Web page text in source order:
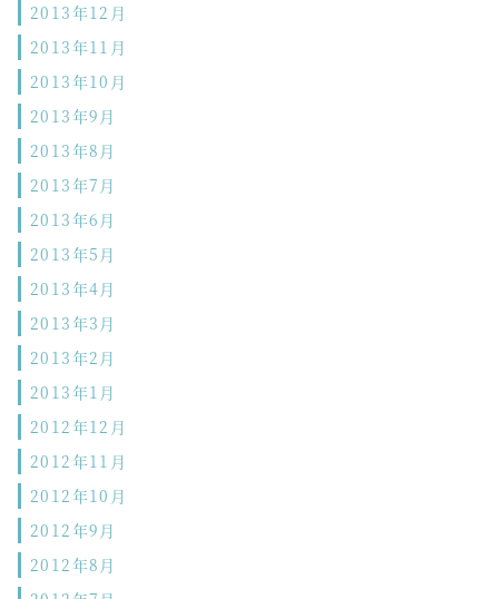
2013年12月
2013年11月
2013年10月
2013年9月
2013年8月
2013年7月
2013年6月
2013年5月
2013年4月
2013年3月
2013年2月
2013年1月
2012年12月
2012年11月
2012年10月
2012年9月
2012年8月